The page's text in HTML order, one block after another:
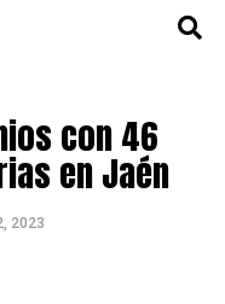
con 46
en Jaén
2023